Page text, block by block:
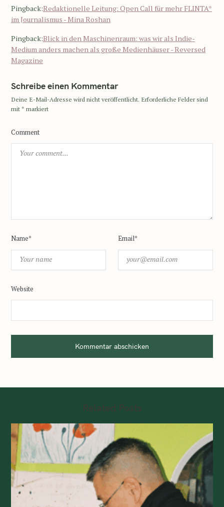
Pingback:Redaktionelle Leitung: Open Call für mehr FLINTA*
im Journalismus - Mina Roshan
Pingback:Blick in den Maschinenraum: was wir als Indie-
Medium anders machen als große Medienhäuser - Reversed
Magazine
Schreibe einen Kommentar
Deine E-Mail-Adresse wird nicht veröffentlicht. Erforderliche Felder sind
mit* markiert
Comment
Name* Email*
Website
Kommentar abschicken
Related Posts